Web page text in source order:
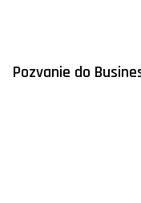
Pozvanie do